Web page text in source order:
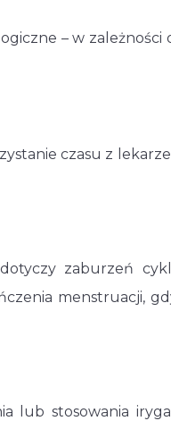
– w zależności
czasu z
zaburzeń
menstruacji,
lub stosowania